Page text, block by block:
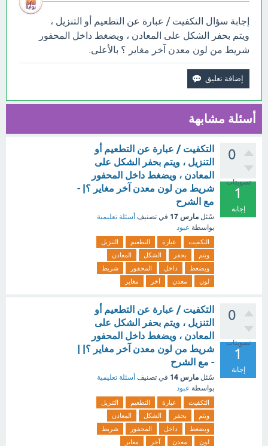
إجابة سؤال التكفيت / عبارة عن التطعيم أو التنزيل ،
ويتم بحفر الشكل على المعادن ، ويضغط داخل المحفور
شريط من لون معدن آخر مغاير ؟ بالأعلى.
أسئلة مشابهة
0
تصويتات
1
إجابة
التكفيت / عبارة عن التطعيم أو
التنزيل ، ويتم بحفر الشكل على
المعادن ، ويضغط داخل المحفور
شريط من لون معدن آخر مغاير ؟| -
مع الشرح
سُئل مارس 17 في تصنيف أسئلة تعليمية
بواسطة عبود
التكفيت عبارة التطعيم
التنزيل
ويتم
بحفر الشكل
المعادن
ويضغط
داخل المحفور
شريط
لون
معدن آخر مغاير
0
تصويتات
1
إجابة
التكفيت / عبارة عن التطعيم أو
التنزيل ، ويتم بحفر الشكل على
المعادن ، ويضغط داخل المحفور
شريط من لون معدن آخر مغاير ؟| |
- مع الشرح
سُئل مارس 14 في تصنيف أسئلة تعليمية
بواسطة عبود
التكفيت عبارة التطعيم
التنزيل
ويتم
بحفر الشكل
المعادن
ويضغط
داخل المحفور
شريط
لون
معدن آخر مغاير